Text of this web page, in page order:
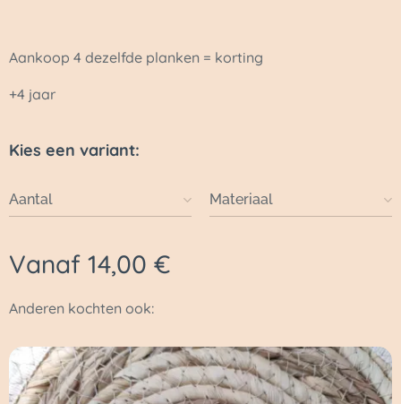
Aankoop 4 dezelfde planken = korting
+4 jaar
Kies een variant:
Aantal Materiaal
Vanaf 14,00 €
Anderen kochten ook: